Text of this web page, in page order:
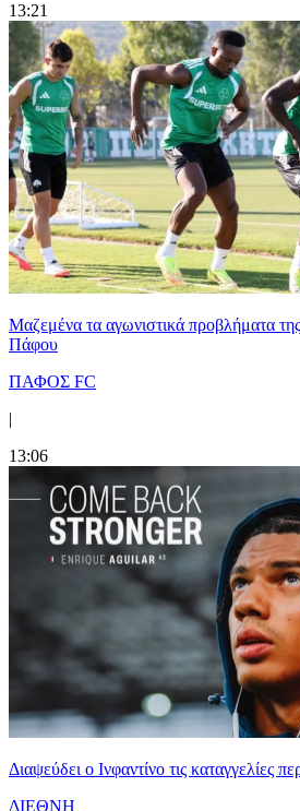
13:21
Μαζεμένα τα αγωνιστικά προβλήματα
Πάφου
ΠΑΦΟΣ FC
|
13:06
Διαψεύδει ο Ινφαντίνο τις καταγγελίες
ΔΙΕΘΝΗ